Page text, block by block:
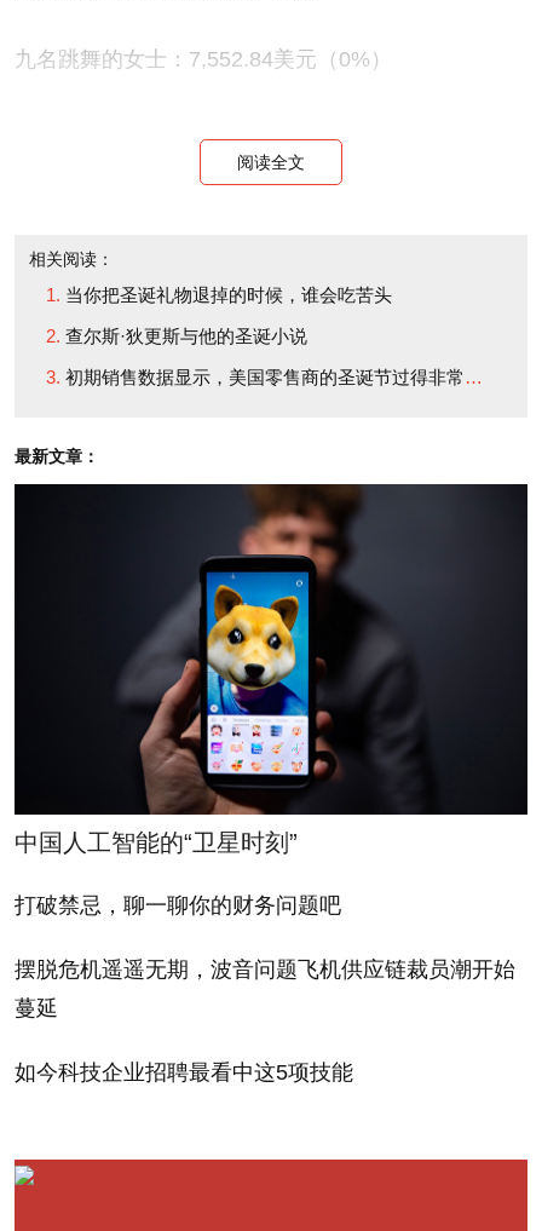
九名跳舞的女士：7,552.84美元（0%）
十二名打鼓的鼓手：3,038.10美元（+3.5%）（财富
译者：冉文忠
阅读全文
相关阅读：
当你把圣诞礼物退掉的时候，谁会吃苦头
查尔斯·狄更斯与他的圣诞小说
初期销售数据显示，美国零售商的圣诞节过得非常愉快
最新文章：
中国人工智能的“卫星时刻”
打破禁忌，聊一聊你的财务问题吧
摆脱危机遥遥无期，波音问题飞机供应链裁员潮开始
蔓延
如今科技企业招聘最看中这5项技能